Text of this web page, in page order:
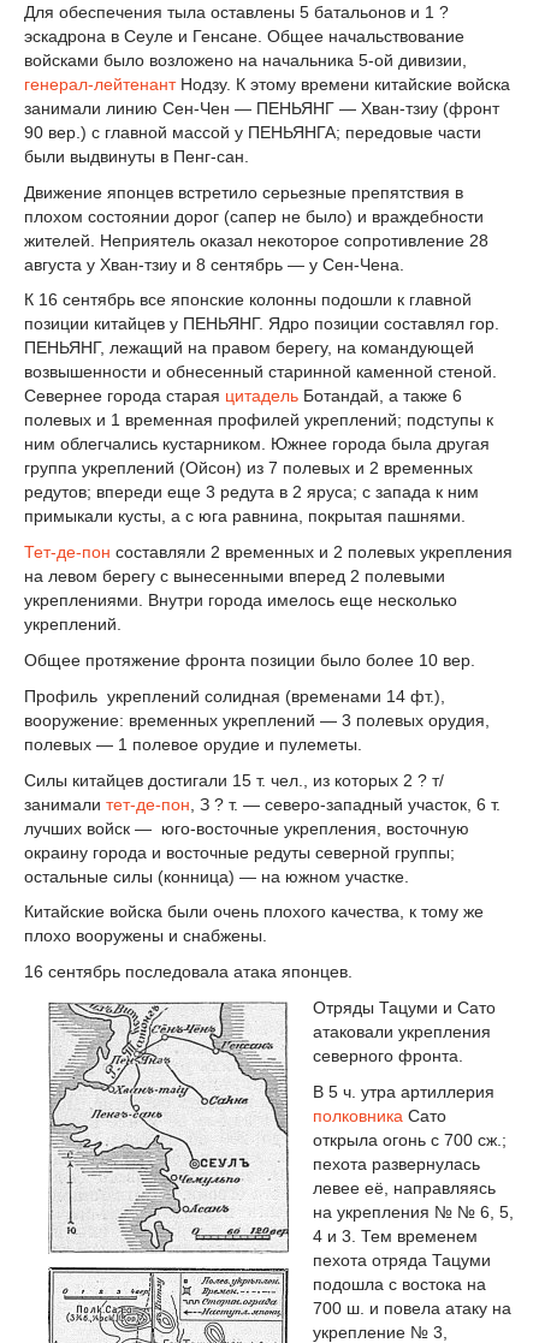
Для обеспечения тыла оставлены 5 батальонов и 1 ?
эскадрона в Сеуле и Генсане. Общее начальствование
войсками было возложено на начальника 5-ой дивизии,
генерал-лейтенантНодзу. К этому времени китайские войска
занимали линию Сен-Чен — ПЕНЬЯНГ — Хван-тзиу (фронт
90 вер.) с главной массой у ПЕНЬЯНГА; передовые части
были выдвинуты в Пенг-сан.
Движение японцев встретило серьезные препятствия в
плохом состоянии дорог (сапер не было) и враждебности
жителей. Неприятель оказал некоторое сопротивление 28
августа у Хван-тзиу и 8 сентябрь — у Сен-Чена.
К 16 сентябрь все японские колонны подошли к главной
позиции китайцев у ПЕНЬЯНГ. Ядро позиции составлял гор.
ПЕНЬЯНГ, лежащий на правом берегу, на командующей
возвышенности и обнесенный старинной каменной стеной.
Севернее города старая цитадель Ботандай, а также 6
полевых и 1 временная профилей укреплений; подступы к
ним облегчались кустарником. Южнее города была другая
группа укреплений (Ойсон) из 7 полевых и 2 временных
редутов; впереди еще 3 редута в 2 яруса; с запада к ним
примыкали кусты, а с юга равнина, покрытая пашнями.
Тет-де-пон составляли 2 временных и 2 полевых укрепления
на левом берегу с вынесенными вперед 2 полевыми
укреплениями. Внутри города имелось еще несколько
укреплений.
Общее протяжение фронта позиции было более 10 вер.
Профиль укреплений солидная (временами 14 фт.),
вооружение: временных укреплений — 3 полевых орудия,
полевых — 1 полевое орудие и пулеметы.
Силы китайцев достигали 15 т. чел., из которых 2 ? т/
занимали тет-де-пон , З ? т. — северо-западный участок, 6 т.
лучших войск — юго-восточные укрепления, восточную
окраину города и восточные редуты северной группы;
остальные силы (конница) — на южном участке.
Китайские войска были очень плохого качества, к тому же
плохо вооружены и снабжены.
16 сентябрь последовала атака японцев.
Отряды Тацуми и Сато
атаковали укрепления
северного фронта.
В 5 ч. утра артиллерия
полковника Сато
открыла огонь с 700 сж.;
пехота развернулась
левее её, направляясь
на укрепления № № 6, 5,
4 и 3. Тем временем
пехота отряда Тацуми
подошла с востока на
700 ш. и повела атаку на
укрепление № 3,